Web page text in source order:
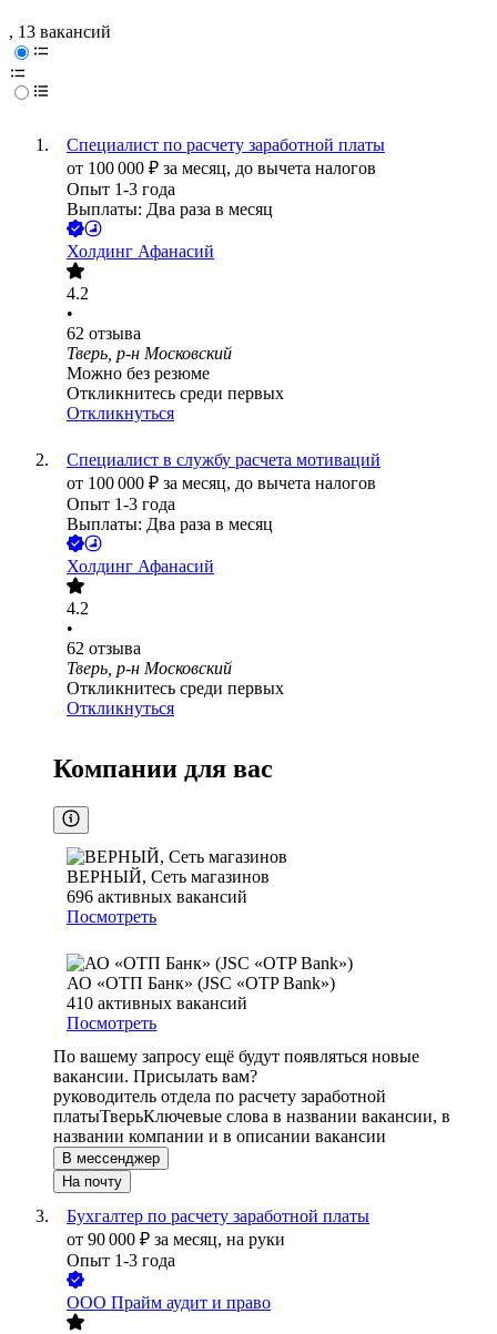
, 13 вакансий
Специалист по расчету заработной платы
от 100 000 ₽ за месяц, до вычета налогов
Опыт 1-3 года
Выплаты: Два раза в месяц
Холдинг Афанасий
4.2
•
62 отзыва
Тверь, р-н Московский
Можно без резюме
Откликнитесь среди первых
Откликнуться
Специалист в службу расчета мотиваций
от 100 000 ₽ за месяц, до вычета налогов
Опыт 1-3 года
Выплаты: Два раза в месяц
Холдинг Афанасий
4.2
•
62 отзыва
Тверь, р-н Московский
Откликнитесь среди первых
Откликнуться
Компании для вас
ВЕРНЫЙ, Сеть магазинов
696 активных вакансий
Посмотреть
АО «ОТП Банк» (JSC «OTP Bank»)
410 активных вакансий
Посмотреть
По вашему запросу ещё будут появляться новые
вакансии. Присылать вам?
руководитель отдела по расчету заработной
платыТверьКлючевые слова в названии вакансии, в
названии компании и в описании вакансии
В мессенджер
На почту
Бухгалтер по расчету заработной платы
от 90 000 ₽ за месяц, на руки
Опыт 1-3 года
ООО Прайм аудит и право